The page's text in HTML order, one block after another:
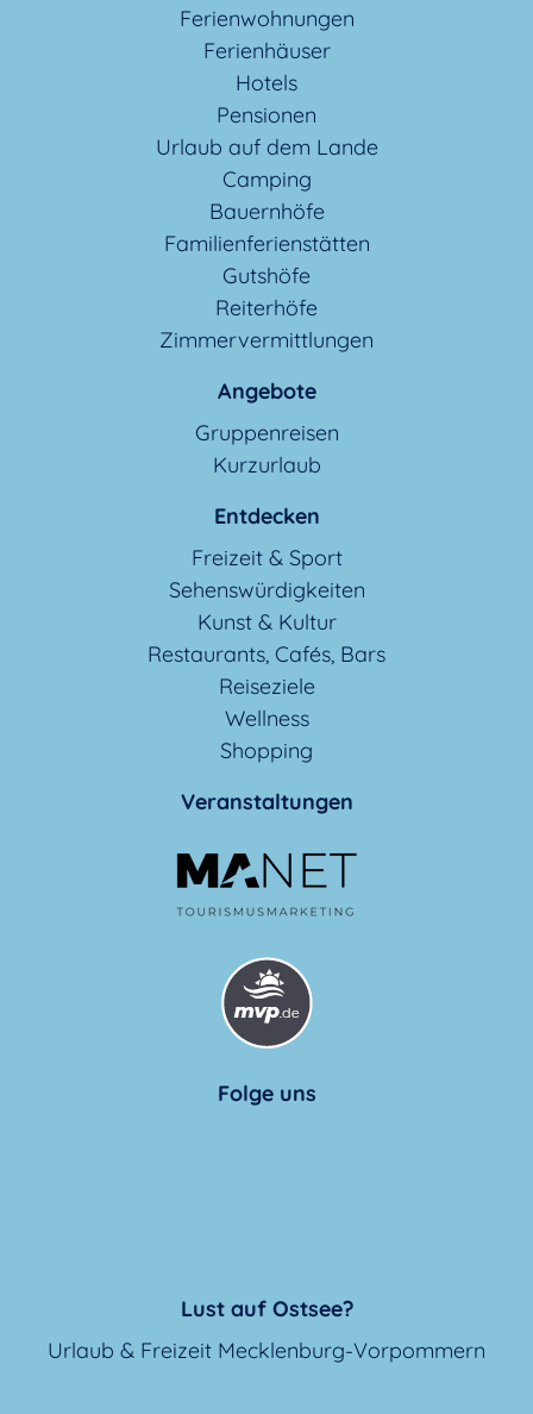
Ferienwohnungen
Ferienhäuser
Hotels
Pensionen
Urlaub auf dem Lande
Camping
Bauernhöfe
Familienferienstätten
Gutshöfe
Reiterhöfe
Zimmervermittlungen
Angebote
Gruppenreisen
Kurzurlaub
Entdecken
Freizeit & Sport
Sehenswürdigkeiten
Kunst & Kultur
Restaurants, Cafés, Bars
Reiseziele
Wellness
Shopping
Veranstaltungen
Folge uns
Lust auf Ostsee?
Urlaub & Freizeit Mecklenburg-Vorpommern